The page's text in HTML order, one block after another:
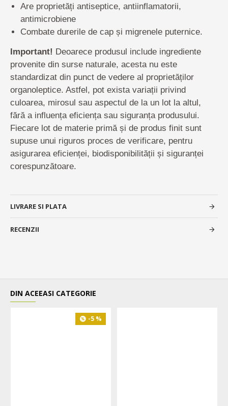
Are proprietăți antiseptice, antiinflamatorii,
antimicrobiene
Combate durerile de cap și migrenele puternice.
Important! Deoarece produsul include ingrediente
provenite din surse naturale, acesta nu este
standardizat din punct de vedere al proprietăților
organoleptice. Astfel, pot exista variații privind
culoarea, mirosul sau aspectul de la un lot la altul,
fără a influența eficiența sau siguranța produsului.
Fiecare lot de materie primă și de produs finit sunt
supuse unui riguros proces de verificare, pentru
asigurarea eficienței, biodisponibilității și siguranței
corespunzătoare.
LIVRARE SI PLATA
RECENZII
DIN ACEEASI CATEGORIE
-5 %